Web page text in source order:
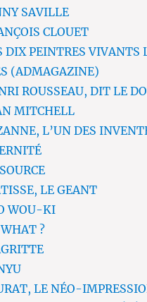
SAVILLE
CLOUET
DIX PEINTRES VIVANTS
(ADMAGAZINE)
ROUSSEAU, DIT LE
MITCHELL
L’UN DES
LE GEANT
WOU-KI
?
LE NÉO-